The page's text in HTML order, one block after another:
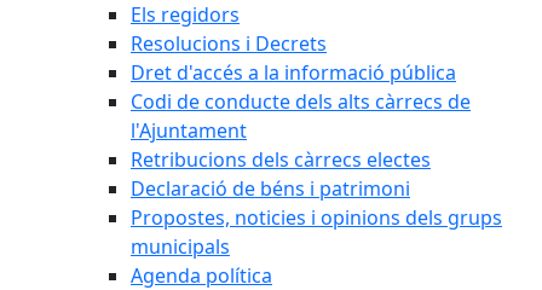
Els regidors
Resolucions i Decrets
Dret d'accés a la informació pública
Codi de conducte dels alts càrrecs de
l'Ajuntament
Retribucions dels càrrecs electes
Declaració de béns i patrimoni
Propostes, noticies i opinions dels grups
municipals
Agenda política